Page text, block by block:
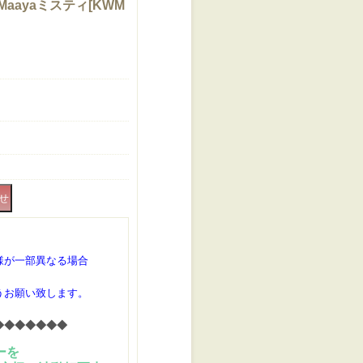
ミスティ [KWM
一部異なる場合
願い致します。
を